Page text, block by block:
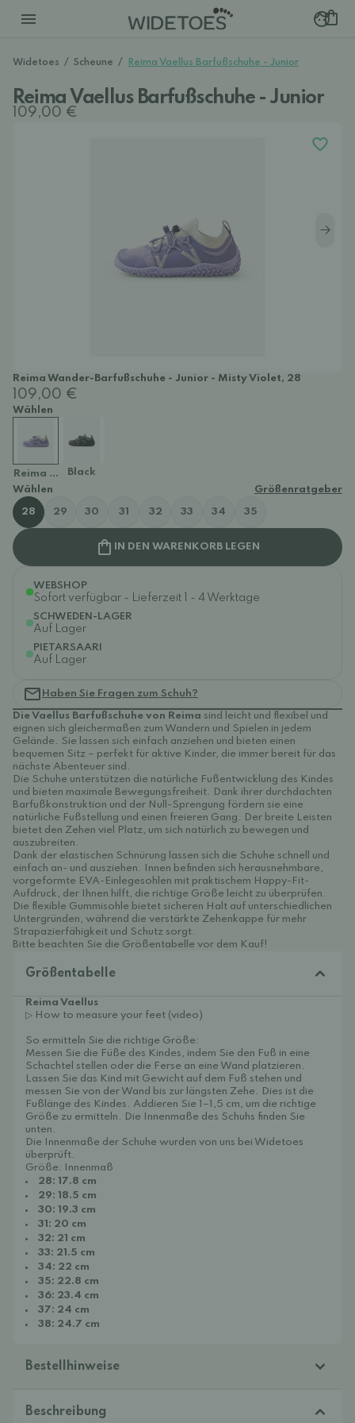
Widetoes / Scheune / Reima Vaellus Barfußschuhe - Junior
Reima Vaellus Barfußschuhe - Junior
109,00 €
Reima Wander-Barfußschuhe - Junior - Misty Violet, 28
109,00 €
Wählen
Reima Wander-Barfußschuhe - Junior - Misty Violet
Black
Wählen
Größenratgeber
28 29 30 31 32 33 34 35
IN DEN WARENKORB LEGEN
WEBSHOP
Sofort verfügbar - Lieferzeit 1 - 4 Werktage
SCHWEDEN-LAGER
Auf Lager
PIETARSAARI
Auf Lager
Haben Sie Fragen zum Schuh?
Die Vaellus Barfußschuhe von Reima sind leicht und flexibel und
eignen sich gleichermaßen zum Wandern und Spielen in jedem
Gelände. Sie lassen sich einfach anziehen und bieten einen
bequemen Sitz – perfekt für aktive Kinder, die immer bereit für das
nächste Abenteuer sind.
Die Schuhe unterstützen die natürliche Fußentwicklung des Kindes
und bieten maximale Bewegungsfreiheit. Dank ihrer durchdachten
Barfußkonstruktion und der Null-Sprengung fördern sie eine
natürliche Fußstellung und einen freieren Gang. Der breite Leisten
bietet den Zehen viel Platz, um sich natürlich zu bewegen und
auszubreiten.
Dank der elastischen Schnürung lassen sich die Schuhe schnell und
einfach an- und ausziehen. Innen befinden sich herausnehmbare,
vorgeformte EVA-Einlegesohlen mit praktischem Happy-Fit-
Aufdruck, der Ihnen hilft, die richtige Größe leicht zu überprüfen.
Die flexible Gummisohle bietet sicheren Halt auf unterschiedlichen
Untergründen, während die verstärkte Zehenkappe für mehr
Strapazierfähigkeit und Schutz sorgt.
Bitte beachten Sie die Größentabelle vor dem Kauf!
Größentabelle
Reima Vaellus
▷ How to measure your feet (video)
So ermitteln Sie die richtige Größe:
Messen Sie die Füße des Kindes, indem Sie den Fuß in eine
Schachtel stellen oder die Ferse an eine Wand platzieren.
Lassen Sie das Kind mit Gewicht auf dem Fuß stehen und
messen Sie von der Wand bis zur längsten Zehe. Dies ist die
Fußlänge des Kindes. Addieren Sie 1–1,5 cm, um die richtige
Größe zu ermitteln. Die Innenmaße des Schuhs finden Sie
unten.
Die Innenmaße der Schuhe wurden von uns bei Widetoes
überprüft.
Größe: Innenmaß
28: 17.8 cm
29: 18.5 cm
30: 19.3 cm
31: 20 cm
32: 21 cm
33: 21.5 cm
34: 22 cm
35: 22.8 cm
36: 23.4 cm
37: 24 cm
38: 24.7 cm
Bestellhinweise
Beschreibung